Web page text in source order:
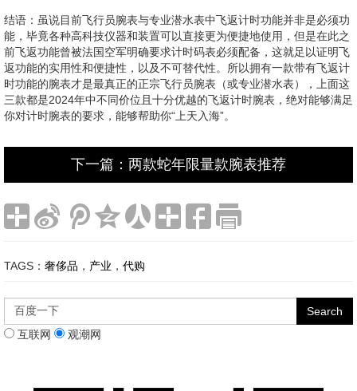
结语：虽说目前飞行员腕表与专业潜水表中飞返计时功能并非是必须功
能，毕竟各种高科技仪器和装置可以直接更为便捷地使用，但是在此之
前飞返功能曾被法国空军明确要求计时码表必须配备，这就足以证明飞
返功能的实用性和便捷性，以及不可替代性。所以拥有一款带有飞返计
时功能的腕表才是最真正的正宗飞行员腕表（或专业潜水表），上面这
三款都是2024年中不同价位且十分优越的飞返计时腕表，绝对能够满足
你对计时腕表的要求，能够帮助你“上天入海”。
下一篇：两款蛇年限量款腕表推荐
TAGS： 奢侈品 ， 产业 ， 代购
互联网 观潮网